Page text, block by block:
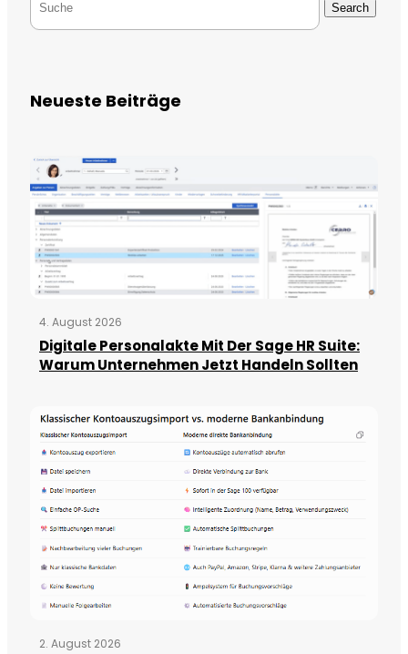
Search
Neueste Beiträge
4. August 2026
Digitale Personalakte Mit Der Sage HR Suite:
Warum Unternehmen Jetzt Handeln Sollten
2. August 2026